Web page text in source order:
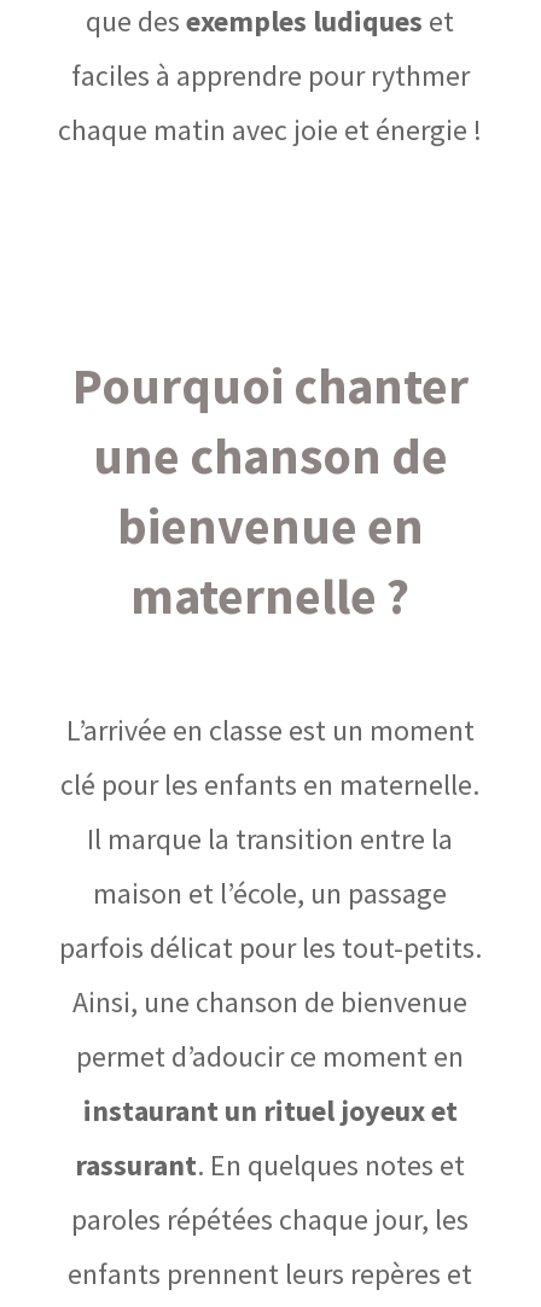
que desexemples ludiques et
faciles à apprendre pour rythmer
chaque matin avec joie et énergie !
Pourquoi chanter
une chanson de
bienvenue en
maternelle ?
L’arrivée en classe est un moment
clé pour les enfants en maternelle.
Il marque la transition entre la
maison et l’école, un passage
parfois délicat pour les tout-petits.
Ainsi, une chanson de bienvenue
permet d’adoucir ce moment en
instaurant un rituel joyeux et
rassurant. En quelques notes et
paroles répétées chaque jour, les
enfants prennent leurs repères et